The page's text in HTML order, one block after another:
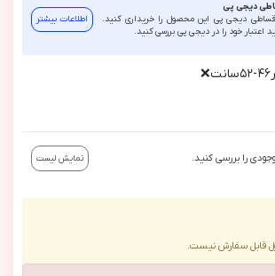
دیجی پی
دیجی پی این محصول را خریداری کنید.
اعتبار خود را در دیجی پی بررسی کنید.
اطلاعات بیشتر
را بررسی کنید. نمایش لیست
قابل سفارش نیست.